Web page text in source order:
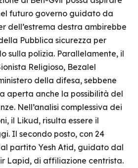
futuro governo guidato da
dell’estrema destra ambirebbe
Pubblica sicurezza per
sulla polizia. Parallelamente, il
Religioso, Bezalel
della difesa, sebbene
aperta anche la possibilità del
Nell’analisi complessiva dei
il Likud, risulta essere il
Il secondo posto, con 24
partito Yesh Atid, guidato dal
Lapid, di affiliazione centrista.